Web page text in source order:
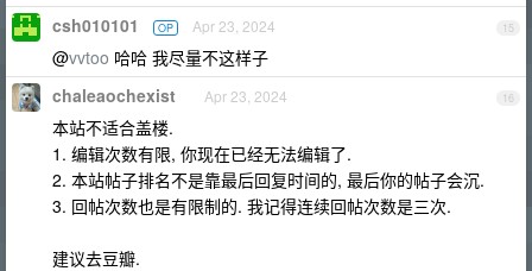
15
csh010101 OP Apr 23, 2024
@vvtoo 哈哈 我尽量不这样子
16
chaleaochexist Apr 23, 2024
本站不适合盖楼.
1. 编辑次数有限, 你现在已经无法编辑了.
2. 本站帖子排名不是靠最后回复时间的, 最后你的帖子会沉.
3. 回帖次数也是有限制的. 我记得连续回帖次数是三次.
建议去豆瓣.